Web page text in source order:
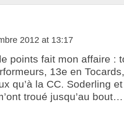
2012 at 13:17
points fait mon affaire :
13e en
qu’à la CC. Soderling
troué jusqu’au bout…